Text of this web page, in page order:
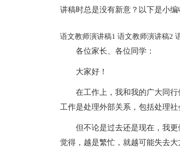
讲稿时总是没有新意？以下是小
语文教师演讲稿1
各位家长、各位同学：
大家好！
在工作上，我和我的广大同
工作是处理外部关系，包括处理社
但不论是过去还是现在，我
觉得，越是繁忙，就越可能失去
语文教师演讲稿2